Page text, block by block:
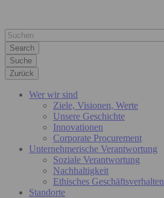
Suche
Zurück
Wer wir sind
Ziele, Visionen, Werte
Unsere Geschichte
Innovationen
Corporate Procurement
Unternehmerische Verantwortung
Soziale Verantwortung
Nachhaltigkeit
Ethisches Geschäftsverhalten
Standorte